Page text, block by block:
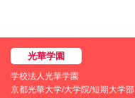
学校法人光華学園
京都光華大学/大学院/短期大学部